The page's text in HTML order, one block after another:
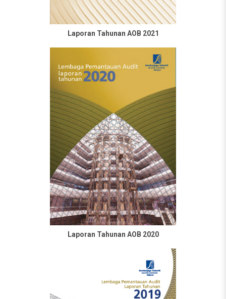
Laporan Tahunan AOB 2021
Laporan Tahunan AOB 2020